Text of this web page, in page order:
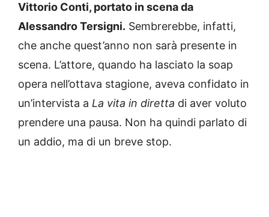
Vittorio Conti, portato in scena da
Alessandro Tersigni. Sembrerebbe, infatti,
che anche quest’anno non sarà presente in
scena. L’attore, quando ha lasciato la soap
opera nell’ottava stagione, aveva confidato in
un’intervista a La vita in diretta di aver voluto
prendere una pausa. Non ha quindi parlato di
un addio, ma di un breve stop.